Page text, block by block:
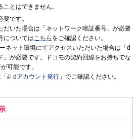
とはできません。
です。
だいた場合は「ネットワーク暗証番号」が必要
についてはこちら をご確認ください。
ネット環境にてアクセスいただいた場合は「d
」が必要です。ドコモの契約回線をお持ちでな
可能です。
dアカウント発行 」でご確認ください。